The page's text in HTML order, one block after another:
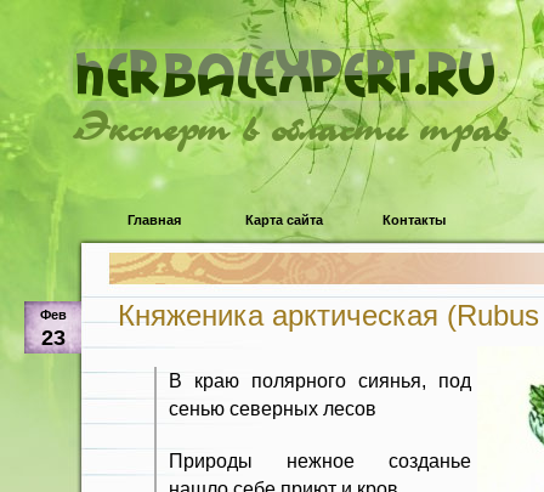
Эксперт в области трав
Главная Карта сайта Контакты
Фев
23
Княженика арктическая
В краю полярного сиянья, под
сенью северных лесов
Природы нежное созданье